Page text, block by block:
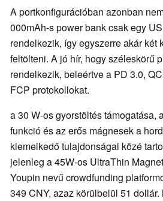
A portkonfigurációban azonban
000mAh-s power bank csak egy
rendelkezik, így egyszerre akár két
feltölteni. A jó hír, hogy széleskörű
rendelkezik, beleértve a PD 3.0,
FCP protokollokat.
a 30 W-os gyorstöltés támogatása,
funkció és az erős mágnesek a
kiemelkedő tulajdonságai közé
jelenleg a 45W-os UltraThin
Youpin nevű crowdfunding
349 CNY, azaz körülbelül 51